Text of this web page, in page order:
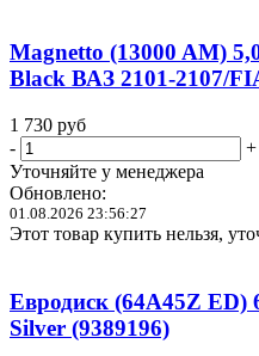
Magnetto (13000 AM)
Black ВАЗ 2101-2107/
1 730 руб
-
+
Уточняйте у менеджера
Обновлено:
01.08.2026 23:56:27
Этот товар купить нельзя,
Евродиск (64A45Z ED)
Silver (9389196)